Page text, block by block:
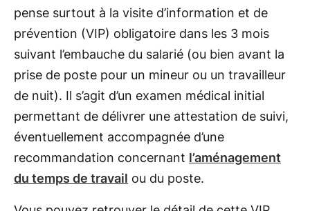
pense surtout à la visite d’information et de
prévention (VIP) obligatoire dans les 3 mois
suivant l’embauche du salarié (ou bien avant la
prise de poste pour un mineur ou un travailleur
de nuit). Il s’agit d’un examen médical initial
permettant de délivrer une attestation de suivi,
éventuellement accompagnée d’une
recommandation concernant l’aménagement
du temps de travail ou du poste.